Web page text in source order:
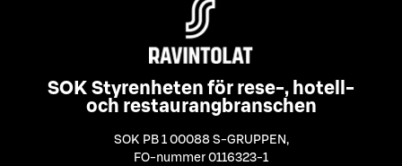
SOK Styrenheten för rese-, hotell-
och restaurangbranschen
SOK PB 1 00088 S-GRUPPEN ,
FO-nummer 0116323-1